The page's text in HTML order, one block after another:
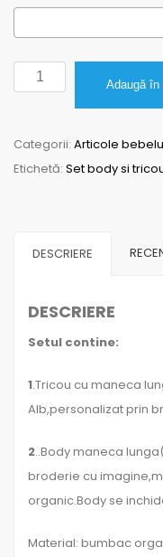
Cantitate
Set
si
tricou
Adaugă în
Categorii: Articole
Etichetă: Set body si
DESCRIERE
DESCRIERE
Setul contine:
1.Tricou cu maneca
Alb,personalizat prin
2..Body maneca
broderie cu
organic.Body se
Material: bumbac